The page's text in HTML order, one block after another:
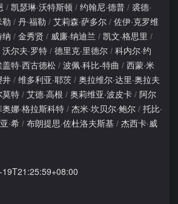
/ 凯瑟琳·沃特斯顿 / 约翰尼·德普 / 裘德·
勒 / 丹·福勒 / 艾莉森·萨多尔 / 佐伊·克罗维
纳 / 金秀贤 / 威廉·纳迪兰 / 凯文·格思里 /
沃尔夫·罗特 / 德里克·里德尔 / 科内尔·约
盖特·西古德松 / 波佩·科比-特曲 / 西蒙·米
井 / 维多利亚·耶茨 / 奥拉维尔·达里·奥拉夫
莫特 / 艾德·高根 / 奥莉维亚·波皮卡 / 阿尔
奥娜·格拉斯科特 / 杰米·坎贝尔·鲍尔 / 托比·
·希 / 布朗提思·佐杜洛夫斯基 / 杰西卡·威